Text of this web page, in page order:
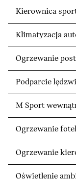
Kierownica
Klimatyzacja
Ogrzewanie
Podparcie
M Sport
Ogrzewanie
Ogrzewanie
Oświetlenie